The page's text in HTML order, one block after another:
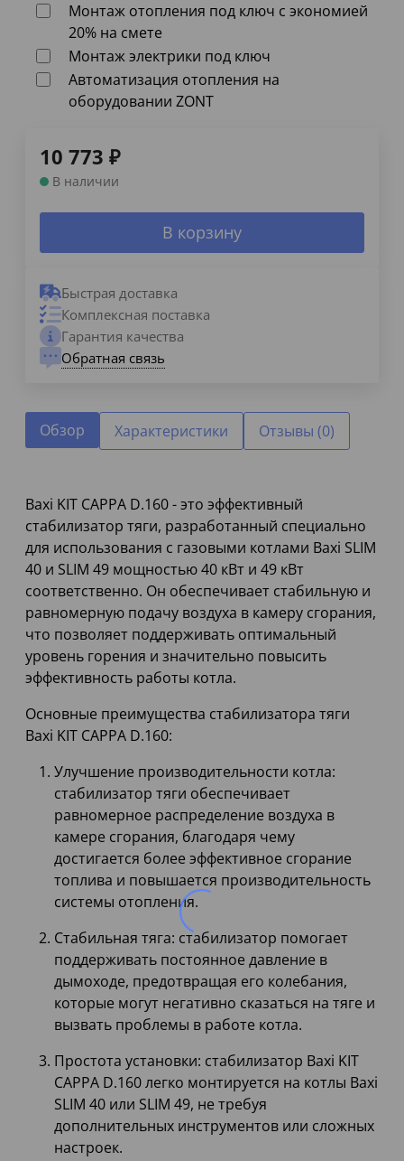
Монтаж отопления под ключ с экономией
20% на смете
Монтаж электрики под ключ
Автоматизация отопления на
оборудовании ZONT
10 773 ₽
В наличии
В корзину
Быстрая доставка
Комплексная поставка
Гарантия качества
Обратная связь
Обзор Характеристики Отзывы (0)
Baxi KIT CAPPA D.160 - это эффективный
стабилизатор тяги, разработанный специально
для использования с газовыми котлами Baxi SLIM
40 и SLIM 49 мощностью 40 кВт и 49 кВт
соответственно. Он обеспечивает стабильную и
равномерную подачу воздуха в камеру сгорания,
что позволяет поддерживать оптимальный
уровень горения и значительно повысить
эффективность работы котла.
Основные преимущества стабилизатора тяги
Baxi KIT CAPPA D.160:
Улучшение производительности котла:
стабилизатор тяги обеспечивает
равномерное распределение воздуха в
камере сгорания, благодаря чему
достигается более эффективное сгорание
топлива и повышается производительность
системы отопления.
Стабильная тяга: стабилизатор помогает
поддерживать постоянное давление в
дымоходе, предотвращая его колебания,
которые могут негативно сказаться на тяге и
вызвать проблемы в работе котла.
Простота установки: стабилизатор Baxi KIT
CAPPA D.160 легко монтируется на котлы Baxi
SLIM 40 или SLIM 49, не требуя
дополнительных инструментов или сложных
настроек.